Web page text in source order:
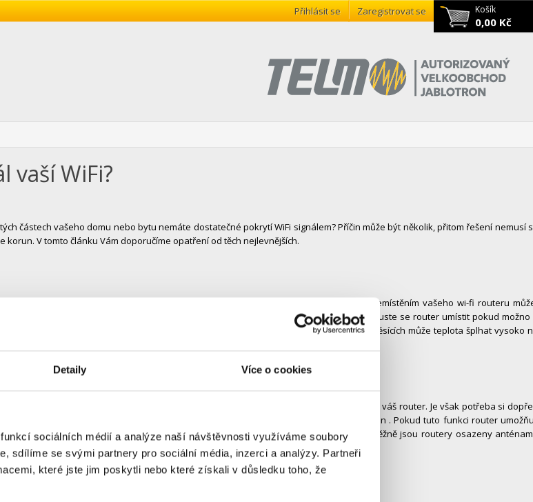
Detaily Více o cookies
sociálních médií a analýze naší návštěvnosti využíváme soubory
sdílíme se svými partnery pro sociální média, inzerci a analýzy. Partneři
které jste jim poskytli nebo které získali v důsledku toho, že
Košík
0,00 Kč
Přihlásit se Zaregistrovat se
vaší WiFi?
částech vašeho domu nebo bytu nemáte dostatečné pokrytí WiFi signálem? Příčin může být několik, přitom řešení nemusí
korun. V tomto článku Vám doporučíme opatření od těch nejlevnějších.
WiFi signálem, je vhodné umístění routeru v rámci vašeho domu či bytu. Právě přemístěním vašeho wi-fi routeru
místem pro takový router je vyvýšené místo, kde signálu nebrání nic v cestě. Pokuste se router umístit pokud možno
místem pro patrový dům není např. půdní prostor, ve kterém se zejména v letních měsících může teplota šplhat vysoko
variantou, jak zesílit signál a rozsah vaší sítě zároveň, je koupě silnějších antén pro váš router. Je však potřeba si
aby nedošlo k poškození vnitřních spojů při násilné demontáži pevných antén . Pokud tuto funkci router
a našroubování nových výkonnějších, celá výměna nezabere více než 5 minut. Běžně jsou routery osazeny
možné dokoupit, jsou nejčastěji o ziscích 8dBi, 10dBi nebo až 12dBi.
signálu